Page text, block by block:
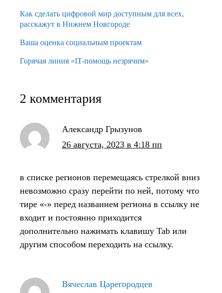
Как сделать цифровой мир доступным для всех,
расскажут в Нижнем Новгороде
Ваша оценка социальным проектам
Горячая линия «IT-помощь незрячим»
2 комментария
Александр Грызунов
26 августа, 2023 в 4:18 пп
в списке регионов перемещаясь стрелкой вниз
невозможно сразу перейти по ней, потому что
тире «-» перед названием региона в ссылку не
входит и постоянно приходится
дополнительно нажимать клавишу Tab или
другим способом переходить на ссылку.
Вячеслав Царегородцев